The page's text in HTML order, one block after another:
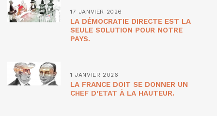
17 JANVIER 2026
LA DÉMOCRATIE DIRECTE EST LA
SEULE SOLUTION POUR NOTRE
PAYS.
1 JANVIER 2026
LA FRANCE DOIT SE DONNER UN
CHEF D’ETAT À LA HAUTEUR.